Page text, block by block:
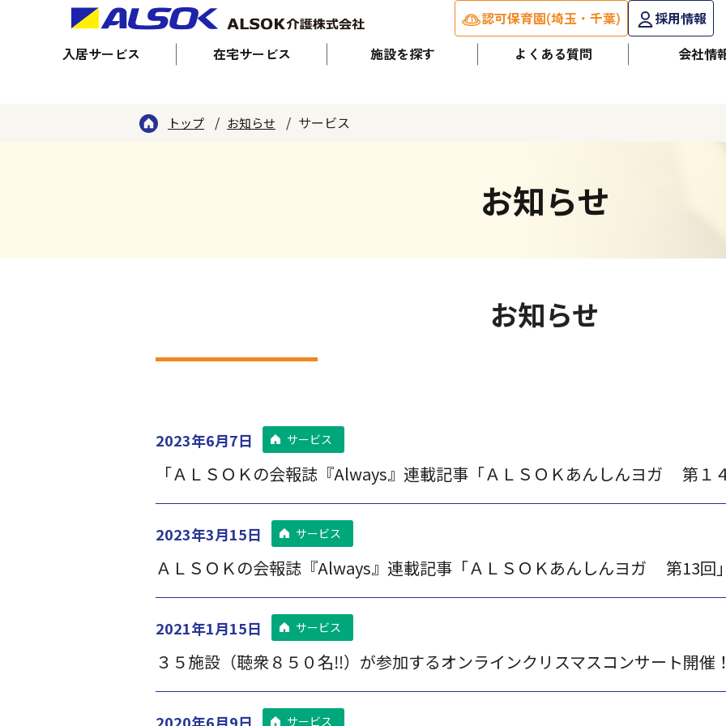
認可保育園(埼玉・千葉) 採用情報
入居サービス 在宅サービス 施設を探す よくある質問 会社情
トップ お知らせ サービス
お知らせ
お知らせ
2023年6月7日 サービス
「ＡＬＳＯＫの会報誌『Always』連載記事「ＡＬＳＯＫあんしんヨガ 第１４
2023年3月15日 サービス
ＡＬＳＯＫの会報誌『Always』連載記事「ＡＬＳＯＫあんしんヨガ 第13回」
2021年1月15日 サービス
３５施設（聴衆８５０名‼）が参加するオンラインクリスマスコンサート開催！
2020年6月9日 サービス